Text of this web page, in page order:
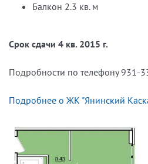
Балкон 2.3 кв. м
Срок сдачи 4 кв. 2015 г.
Подробности по телефону 931-
Подробнее о ЖК "Янинский